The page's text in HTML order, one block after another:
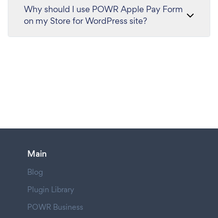
Why should I use POWR Apple Pay Form
on my Store for WordPress site?
Main
Blog
Plugin Library
POWR Business